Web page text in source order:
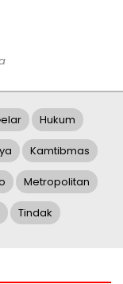
Hukum
Kamtibmas
Metropolitan
Tindak